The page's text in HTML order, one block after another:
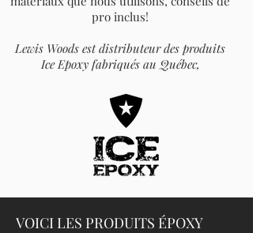
pro inclus!
Lewis Woods est distributeur des produits
Ice Epoxy fabriqués au Québec,
VOICI LES PRODUITS ÉPOXY